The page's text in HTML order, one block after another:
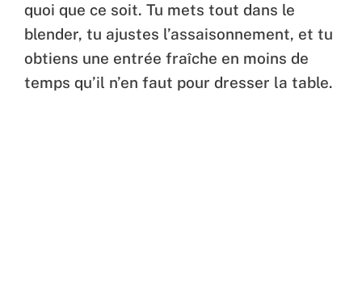
quoi que ce soit. Tu mets tout dans le
blender, tu ajustes l’assaisonnement, et tu
obtiens une entrée fraîche en moins de
temps qu’il n’en faut pour dresser la table.